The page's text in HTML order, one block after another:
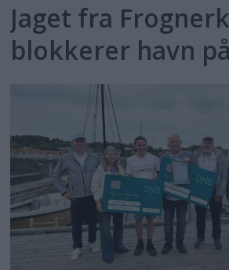
Jaget fra
blokkerer havn